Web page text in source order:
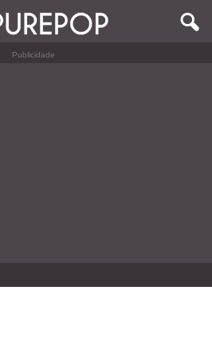
Publicidade